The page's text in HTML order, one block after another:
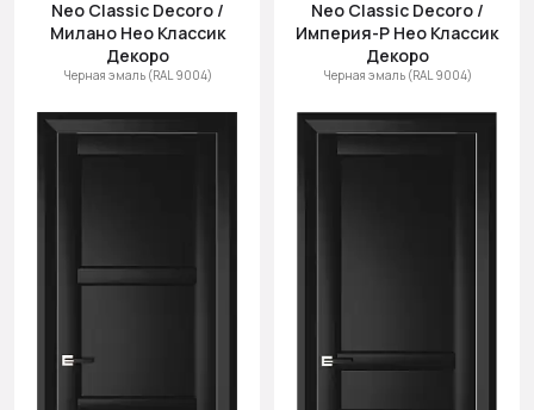
Neo Classic Decoro /
Милано Нео Классик
Декоро
Черная эмаль (RAL 9004)
Neo Classic Decoro /
Империя-Р Нео Классик
Декоро
Черная эмаль (RAL 9004)